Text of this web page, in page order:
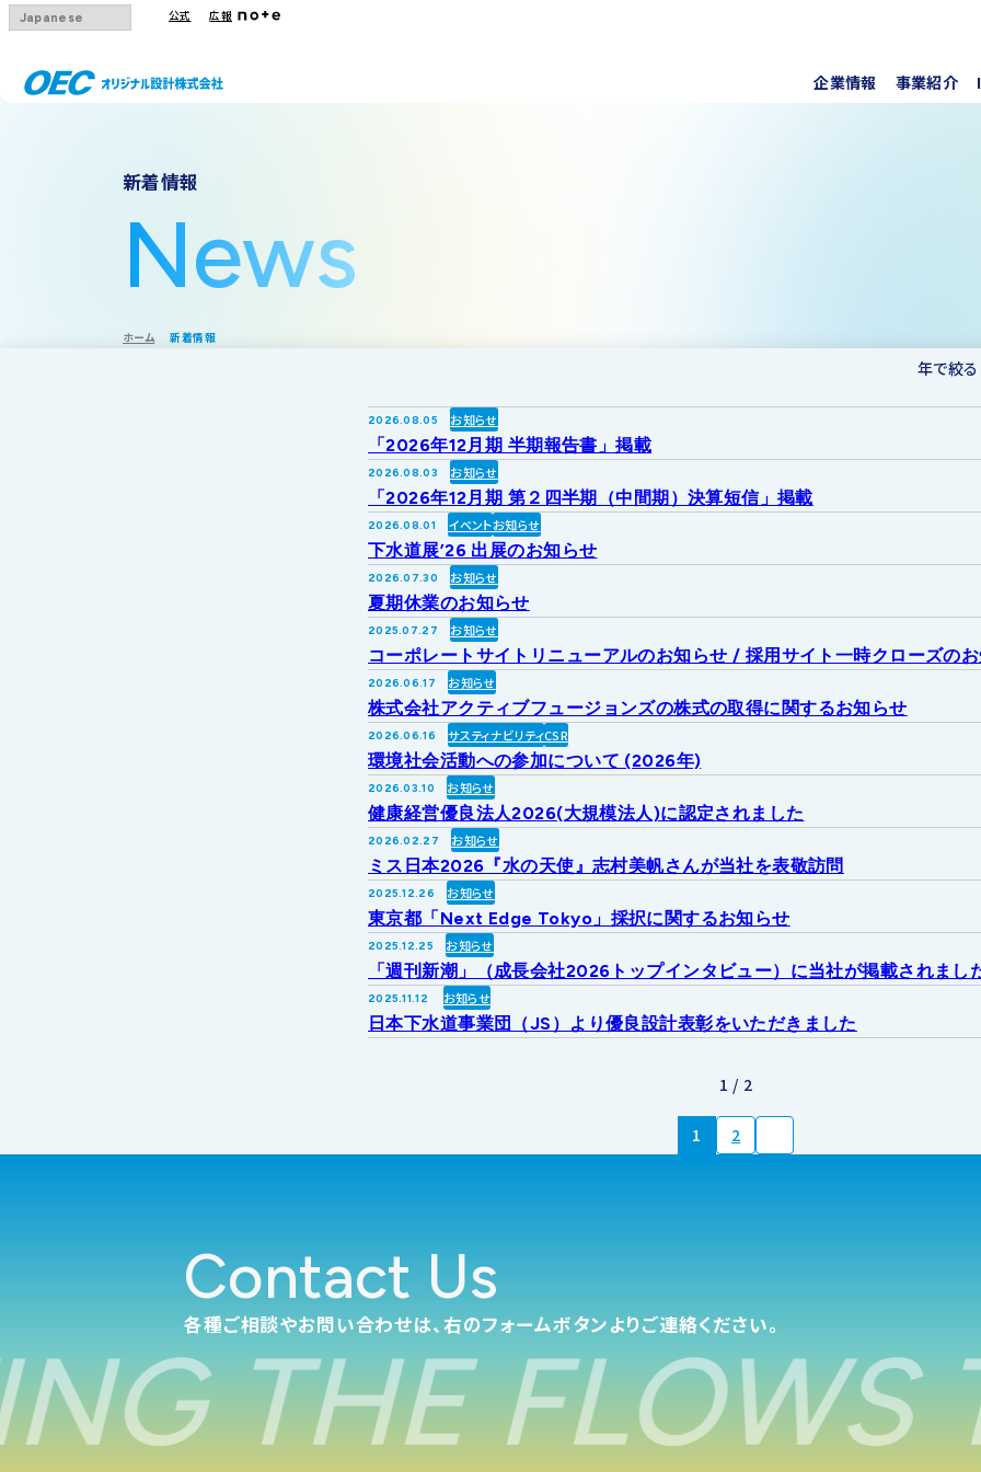
公式 広報
企業情報 事業紹介
新着情報
News
ホーム 新着情報
年で絞る
2026.08.05 お知らせ
「2026年12月期 半期報告書」掲載
2026.08.03 お知らせ
「2026年12月期 第２四半期（中間期）決算短信」掲載
2026.08.01 イベントお知らせ
下水道展’26 出展のお知らせ
2026.07.30 お知らせ
夏期休業のお知らせ
2025.07.27 お知らせ
コーポレートサイトリニューアルのお知らせ / 採用サイト一時クローズの
2026.06.17 お知らせ
株式会社アクティブフュージョンズの株式の取得に関するお知らせ
2026.06.16 サスティナビリティCSR
環境社会活動への参加について (2026年)
2026.03.10 お知らせ
健康経営優良法人2026(大規模法人)に認定されました
2026.02.27 お知らせ
ミス日本2026『水の天使』志村美帆さんが当社を表敬訪問
2025.12.26 お知らせ
東京都「Next Edge Tokyo」採択に関するお知らせ
2025.12.25 お知らせ
「週刊新潮」（成長会社2026トップインタビュー）に当社が掲載されまし
2025.11.12 お知らせ
日本下水道事業団（JS）より優良設計表彰をいただきました
1 / 2
1 2
Contact Us
各種ご相談やお問い合わせは、右のフォームボタンよりご連絡ください。
THE FLOWS